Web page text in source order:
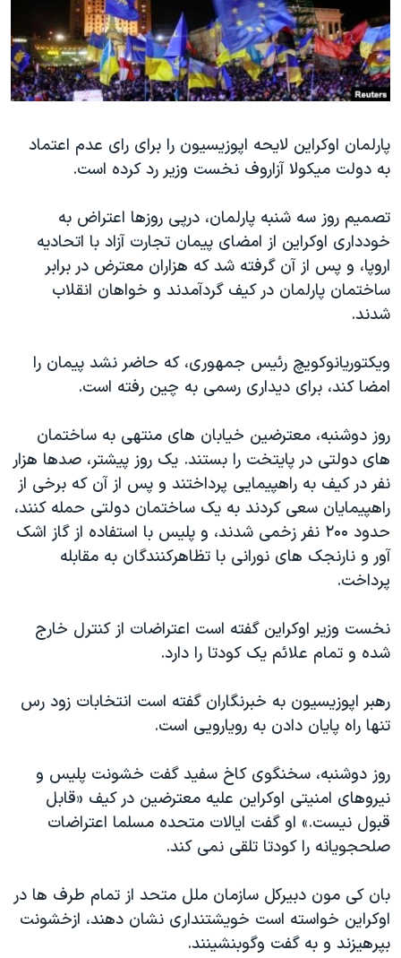
فرهنگ و زندگی
حقوق شهروندی
اقتصادی
اسرائیل در جنگ
گالری عکس
آرشیو پخش زنده
مستندها
انتخابات ریاست جمهوری آمریکا ۲۰۲۴
حمله جمهوری اسلامی به اسرائیل
ورزش زنان در ایران
اعتراضات زن، زندگی، آزادی
مجموعه مستندهای دادخواهی
تریبونال مردمی آبان ۹۸
دادگاه حمید نوری
چهل سال گروگان‌گیری
اعتراضات مردمی آبان ۹۸
نرگس محمدی برنده جایزه نوبل صلح
همایش محافظه‌کاران آمریکا «سی‌پک»
صفحه‌های ویژه
سفر پرزیدنت ترامپ به چین
دنبال کنید
زبانهای مختلف
پارلمان اوکراین لایحه اپوزیسیون را برای رای عدم اعتماد
به دولت میکولا آزاروف نخست وزیر رد کرده است.
تصمیم روز سه شنبه پارلمان، درپی روزها اعتراض به
خودداری اوکراین از امضای پیمان تجارت آزاد با اتحادیه
اروپا، و پس از آن گرفته شد که هزاران معترض در برابر
ساختمان پارلمان در کیف گردآمدند و خواهان انقلاب
شدند.
ویکتوریانوکویچ رئیس جمهوری، که حاضر نشد پیمان را
امضا کند، برای دیداری رسمی به چین رفته است.
روز دوشنبه، معترضین خیابان های منتهی به ساختمان
های دولتی در پایتخت را بستند. یک روز پیشتر، صدها هزار
نفر در کیف به راهپیمایی پرداختند و پس از آن که برخی از
راهپیمایان سعی کردند به یک ساختمان دولتی حمله کنند،
حدود ۲۰۰ نفر زخمی شدند، و پلیس با استفاده از گاز اشک
آور و نارنجک های نورانی با تظاهرکنندگان به مقابله
پرداخت.
نخست وزیر اوکراین گفته است اعتراضات از کنترل خارج
شده و تمام علائم یک کودتا را دارد.
رهبر اپوزیسیون به خبرنگاران گفته است انتخابات زود رس
تنها راه پایان دادن به رویارویی است.
روز دوشنبه، سخنگوی کاخ سفید گفت خشونت پلیس و
نیروهای امنیتی اوکراین علیه معترضین در کیف «قابل
قبول نیست.» او گفت ایالات متحده مسلما اعتراضات
صلحجویانه را کودتا تلقی نمی کند.
بان کی مون دبیرکل سازمان ملل متحد از تمام طرف ها در
اوکراین خواسته است خویشتنداری نشان دهند، ازخشونت
بپرهیزند و به گفت وگوبنشینند.